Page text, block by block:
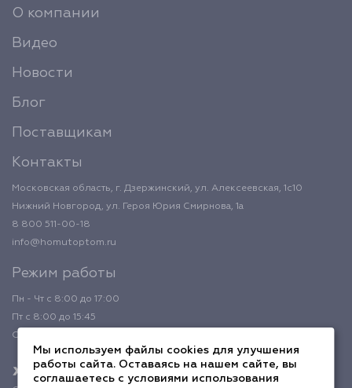
О компании
Видео
Новости
Блог
Поставщикам
Контакты
Московская область, г. Дзержинский, ул. Алексеевская, 1с10
Нижний Новгород, ул. Героя Юрия Смирнова, 1а
8 800 511-00-18
info@homutoptom.ru
Режим работы
Пн - Чт с 8:00 до 17:00
Пт с 8:00 до 15:45
Обед с 12:00 до 12:45
Мы используем файлы cookies для улучшения
работы сайта. Оставаясь на нашем сайте, вы
соглашаетесь с условиями использования